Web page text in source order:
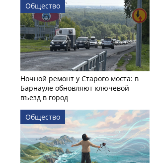
Общество
Ночной ремонт у Старого моста: в
Барнауле обновляют ключевой
въезд в город
Общество